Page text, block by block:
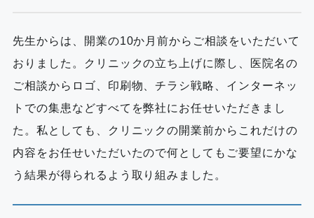
先生からは、開業の10か月前からご相談をいただいて
おりました。クリニックの立ち上げに際し、医院名の
ご相談からロゴ、印刷物、チラシ戦略、インターネッ
トでの集患などすべてを弊社にお任せいただきまし
た。私としても、クリニックの開業前からこれだけの
内容をお任せいただいたので何としてもご要望にかな
う結果が得られるよう取り組みました。